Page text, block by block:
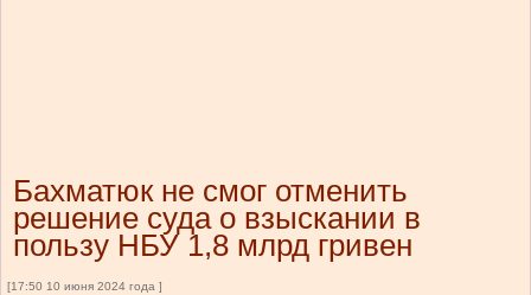
Бахматюк не смог отменить
решение суда о взыскании в
пользу НБУ 1,8 млрд гривен
[17:50 10 июня 2024 года ]